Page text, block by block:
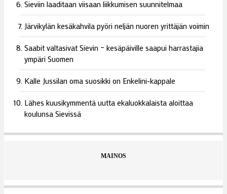
Sieviin laaditaan viisaan liikkumisen suunnitelmaa
Järvikylän kesäkahvila pyöri neljän nuoren yrittäjän voimin
Saabit valtasivat Sievin – kesäpäiville saapui harrastajia
ympäri Suomen
Kalle Jussilan oma suosikki on Enkelini-kappale
Lähes kuusikymmentä uutta ekaluokkalaista aloittaa
koulunsa Sievissä
MAINOS